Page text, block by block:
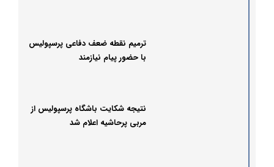
ترمیم نقطه ضعف دفاعی پرسپولیس
با حضور پیام نیازمند
نتیجه شکایت باشگاه پرسپولیس از
مربی پرحاشیه اعلام شد